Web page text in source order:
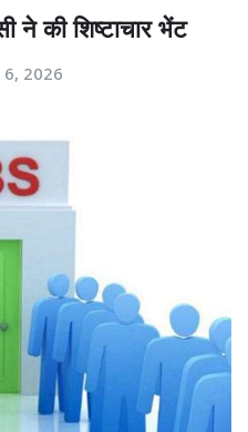
ने की शिष्टाचार भेंट
6, 2026